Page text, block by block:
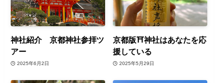
神社紹介 京都神社参拝ツ
アー
2025年6月2日
京都版⛩️神社はあなたを応
援している
2025年5月29日